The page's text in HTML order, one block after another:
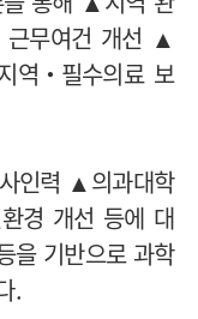
무여건 개선 ▲
역‧필수의료 보
인력 ▲의과대학
경 개선 등에 대
을 기반으로 과학
.